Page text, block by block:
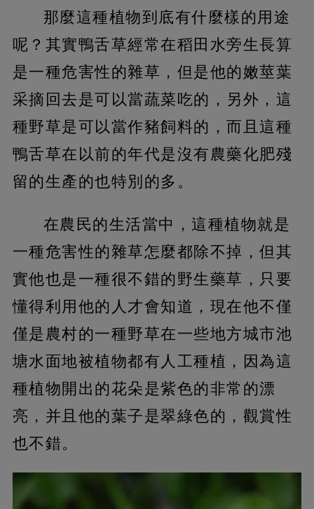
那麼這種植物到底有什麼樣的用途
呢？其實鴨舌草經常在稻田水旁生長算
是一種危害性的雜草，但是他的嫩莖葉
采摘回去是可以當蔬菜吃的，另外，這
種野草是可以當作豬飼料的，而且這種
鴨舌草在以前的年代是沒有農藥化肥殘
留的生產的也特別的多。
在農民的生活當中，這種植物就是
一種危害性的雜草怎麼都除不掉，但其
實他也是一種很不錯的野生藥草，只要
懂得利用他的人才會知道，現在他不僅
僅是農村的一種野草在一些地方城市池
塘水面地被植物都有人工種植，因為這
種植物開出的花朵是紫色的非常的漂
亮，并且他的葉子是翠綠色的，觀賞性
也不錯。